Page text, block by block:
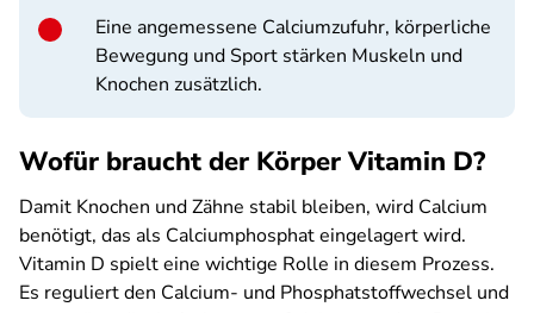
Eine angemessene Calciumzufuhr, körperliche
Bewegung und Sport stärken Muskeln und
Knochen zusätzlich.
Wofür braucht der Körper Vitamin D?
Damit Knochen und Zähne stabil bleiben, wird Calcium
benötigt, das als Calciumphosphat eingelagert wird.
Vitamin D spielt eine wichtige Rolle in diesem Prozess.
Es reguliert den Calcium- und Phosphatstoffwechsel und